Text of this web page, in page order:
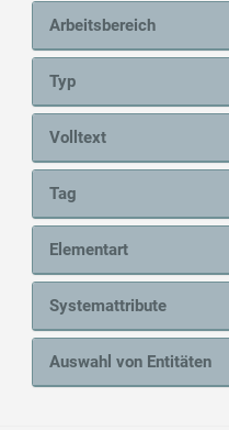
Arbeitsbereich
Typ
Volltext
Tag
Elementart
Systemattribute
Auswahl von Entitäten